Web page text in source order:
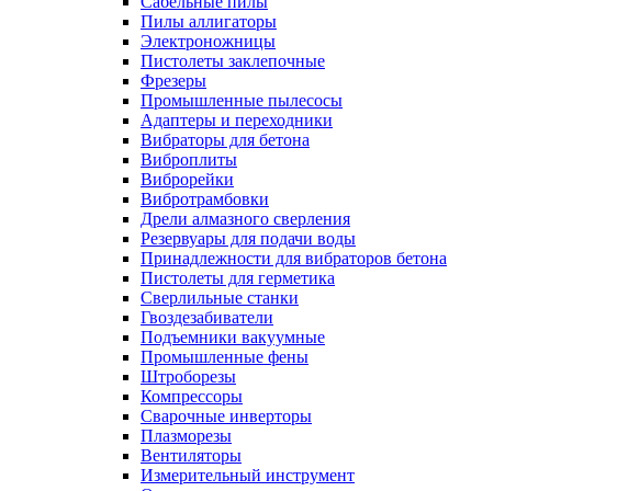
Пилы аллигаторы
Электроножницы
Пистолеты заклепочные
Фрезеры
Промышленные пылесосы
Адаптеры и переходники
Вибраторы для бетона
Виброплиты
Виброрейки
Вибротрамбовки
Дрели алмазного сверления
Резервуары для подачи воды
Принадлежности для вибраторов бетона
Пистолеты для герметика
Сверлильные станки
Гвоздезабиватели
Подъемники вакуумные
Промышленные фены
Штроборезы
Компрессоры
Сварочные инверторы
Плазморезы
Вентиляторы
Измерительный инструмент